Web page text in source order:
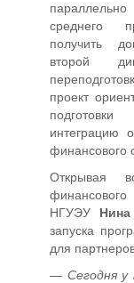
среднего
получить
второй
проект
интеграцию
финансового
Открывая
НГУЭУ
запуска
для
— Сегодня у